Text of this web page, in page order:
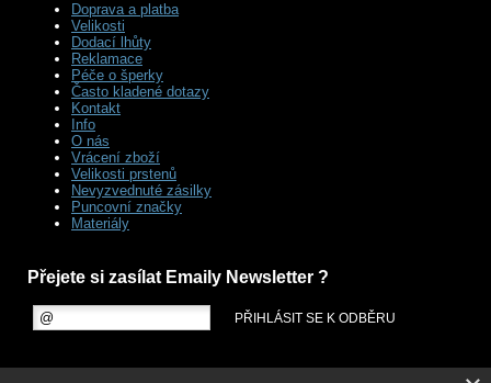
Doprava a platba
Velikosti
Dodací lhůty
Reklamace
Péče o šperky
Často kladené dotazy
Kontakt
Info
O nás
Vrácení zboží
Velikosti prstenů
Nevyzvednuté zásilky
Puncovní značky
Materiály
Přejete si zasílat Emaily Newsletter ?